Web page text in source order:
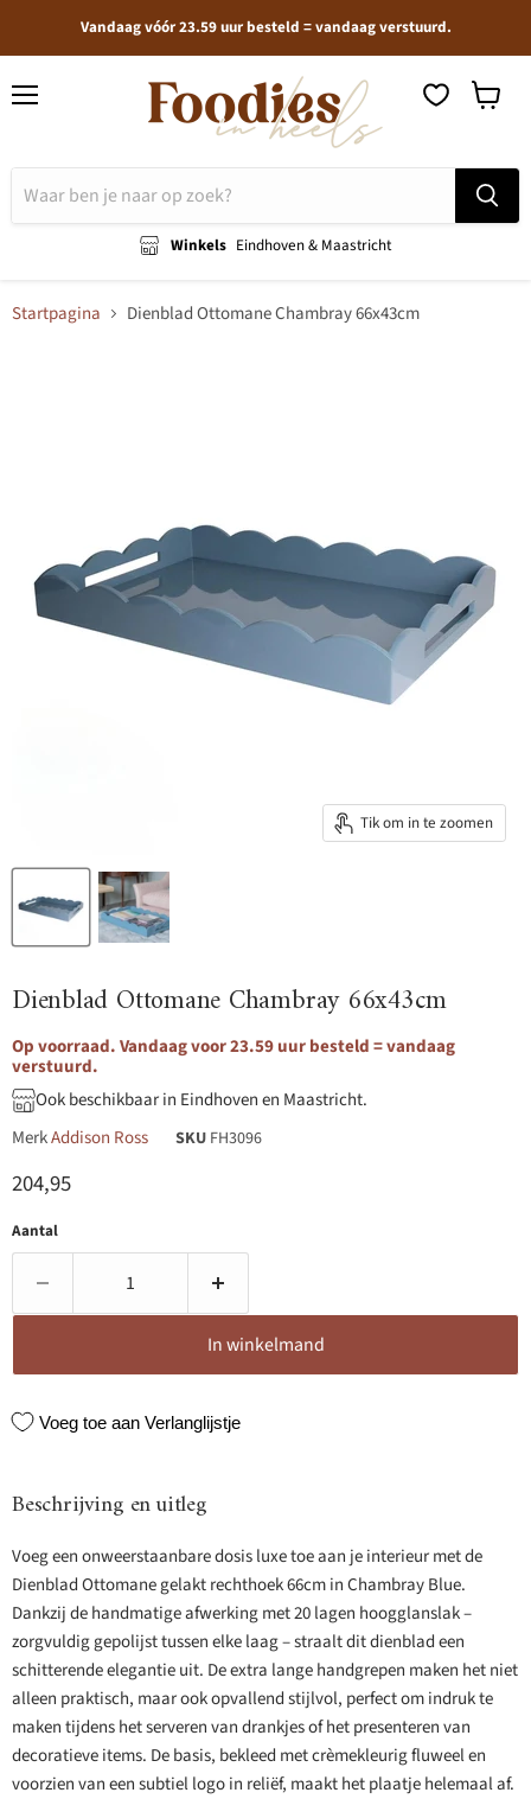
Vandaag vóór 23.59 uur besteld = vandaag verstuurd.
Winkels Eindhoven & Maastricht
Startpagina Dienblad Ottomane Chambray 66x43cm
Tik om in te zoomen
Dienblad Ottomane Chambray 66x43cm
Op voorraad. Vandaag voor 23.59 uur besteld = vandaag
verstuurd.
Ook beschikbaar in Eindhoven en Maastricht.
MerkAddison Ross SKU FH3096
Huidige prijs
204,95
Aantal
In winkelmand
Voeg toe aan Verlanglijstje
Beschrijving en uitleg
Voeg een onweerstaanbare dosis luxe toe aan je interieur met de
Dienblad Ottomane gelakt rechthoek 66cm in Chambray Blue.
Dankzij de handmatige afwerking met 20 lagen hoogglanslak –
zorgvuldig gepolijst tussen elke laag – straalt dit dienblad een
schitterende elegantie uit. De extra lange handgrepen maken het niet
alleen praktisch, maar ook opvallend stijlvol, perfect om indruk te
maken tijdens het serveren van drankjes of het presenteren van
decoratieve items. De basis, bekleed met crèmekleurig fluweel en
voorzien van een subtiel logo in reliëf, maakt het plaatje helemaal af.